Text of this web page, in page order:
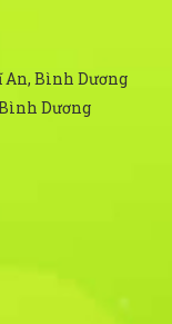
An, Bình Dương
Bình Dương